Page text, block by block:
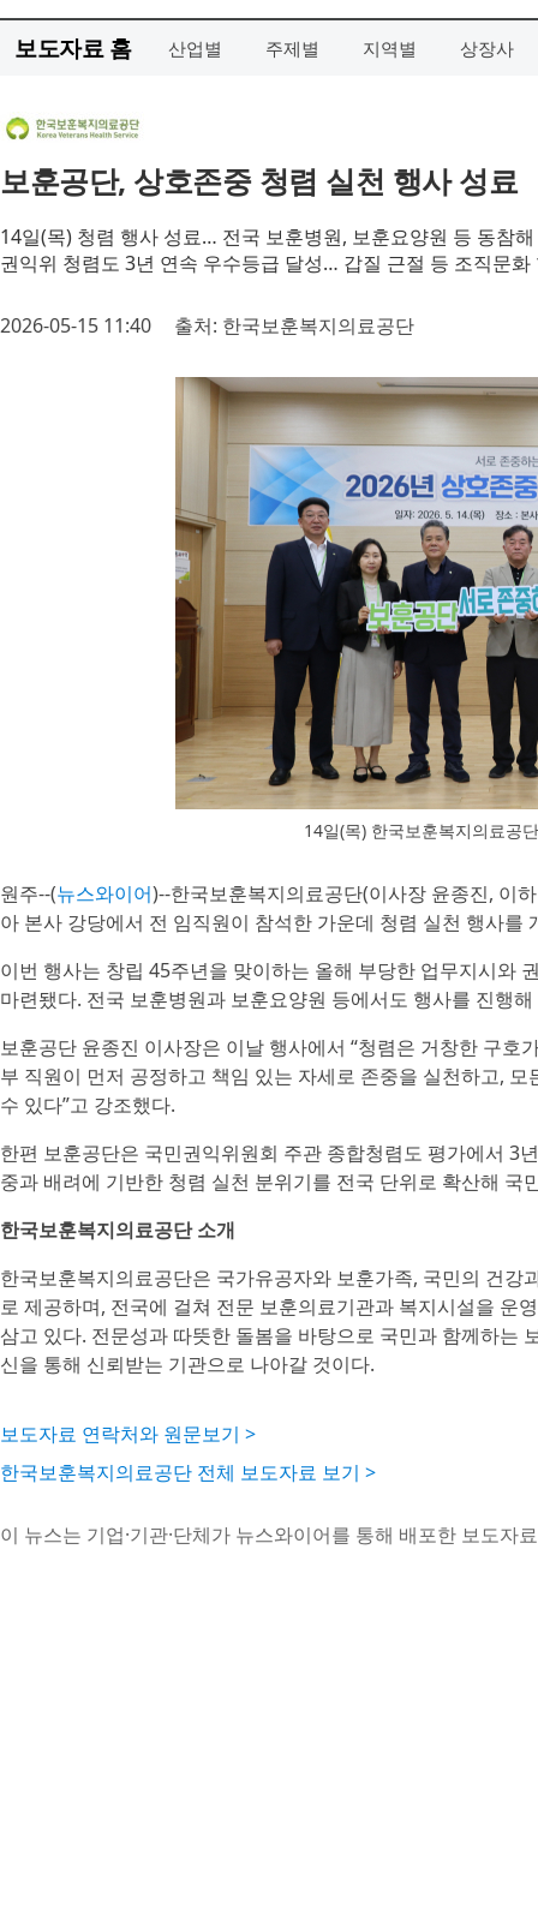
보도자료 홈 산업별 주제별 지역별 상장사
보훈공단, 상호존중 청렴 실천 행사 성료
14일(목) 청렴 행사 성료… 전국 보훈병원, 보훈요양원 등 동참
권익위 청렴도 3년 연속 우수등급 달성… 갑질 근절 등 조직문화
2026-05-15 11:40 출처: 한국보훈복지의료공단
14일(목) 한국보훈복지의료공
원주--(뉴스와이어)--한국보훈복지의료공단(이사장 윤종진, 이
아 본사 강당에서 전 임직원이 참석한 가운데 청렴 실천 행사를
이번 행사는 창립 45주년을 맞이하는 올해 부당한 업무지시와
마련됐다. 전국 보훈병원과 보훈요양원 등에서도 행사를 진행
보훈공단 윤종진 이사장은 이날 행사에서 “청렴은 거창한 구호
부 직원이 먼저 공정하고 책임 있는 자세로 존중을 실천하고,
수 있다”고 강조했다.
한편 보훈공단은 국민권익위원회 주관 종합청렴도 평가에서 3
중과 배려에 기반한 청렴 실천 분위기를 전국 단위로 확산해
한국보훈복지의료공단 소개
한국보훈복지의료공단은 국가유공자와 보훈가족, 국민의 건강
로 제공하며, 전국에 걸쳐 전문 보훈의료기관과 복지시설을 운
삼고 있다. 전문성과 따뜻한 돌봄을 바탕으로 국민과 함께하는
신을 통해 신뢰받는 기관으로 나아갈 것이다.
보도자료 연락처와 원문보기 >
한국보훈복지의료공단 전체 보도자료 보기 >
이 뉴스는 기업·기관·단체가 뉴스와이어를 통해 배포한 보도자